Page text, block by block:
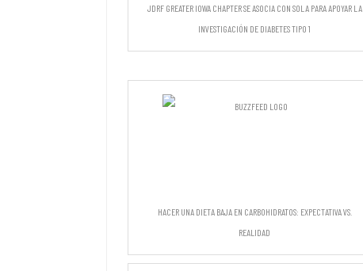
JDRF Greater Iowa Chapter se asocia con SOLA para apoyar la
investigación de diabetes tipo 1
Hacer una dieta baja en carbohidratos: Expectativa vs.
Realidad